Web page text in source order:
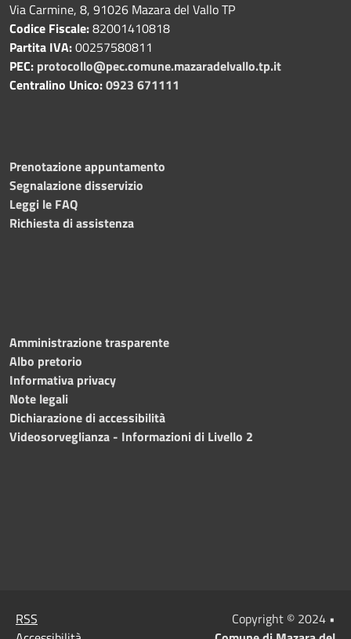
Via Carmine, 8, 91026 Mazara del Vallo TP
Codice Fiscale:82001410818
Partita IVA:00257580811
PEC: protocollo@pec.comune.mazaradelvallo.tp.it
Centralino Unico:0923 671111
Prenotazione appuntamento
Segnalazione disservizio
Leggi le FAQ
Richiesta di assistenza
Amministrazione trasparente
Albo pretorio
Informativa privacy
Note legali
Dichiarazione di accessibilità
Videosorveglianza - Informazioni di Livello 2
RSS
Copyright © 2024 •